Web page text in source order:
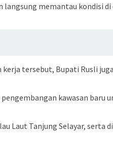
memantau kondisi
tersebut, Bupati Rusli
kawasan
Laut Tanjung Selayar,